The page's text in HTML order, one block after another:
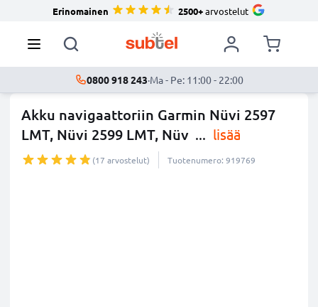
Erinomainen 2500+arvostelut
0800 918 243·Ma - Pe: 11:00 - 22:00
Akku navigaattoriin Garmin Nüvi 2597
LMT, Nüvi 2599 LMT, Nüv ... lisää
(17 arvostelut) Tuotenumero: 919769